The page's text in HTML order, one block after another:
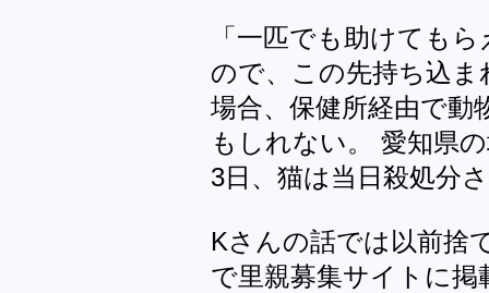
「一匹でも助けても
ので、この先持ち込
場合、保健所経由で動
もしれない。 愛知県
3日、猫は当日殺処分
Kさんの話では以前捨
で里親募集サイトに